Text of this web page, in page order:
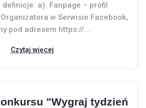
definicje: a) Fanpage – profil
w Serwisie Facebook,
pod adresem https://...
Czytaj więcej
"Wygraj tydzień